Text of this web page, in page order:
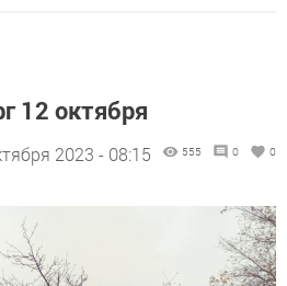
12 октября
2023 - 08:15 555 0 0